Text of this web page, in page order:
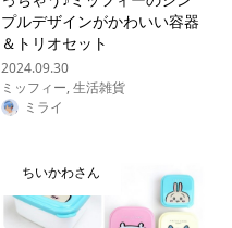
プルデザインがかわいい容器
＆トリオセット
2024.09.30
ミッフィー,生活雑貨
ミライ
ちいかわさん